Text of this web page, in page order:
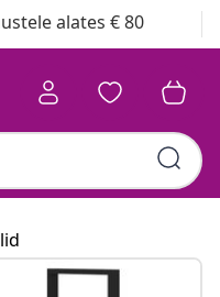
alates € 80